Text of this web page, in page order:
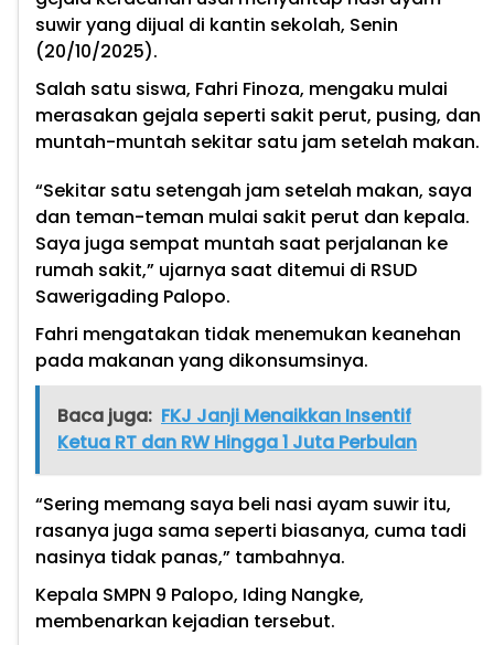
suwir yang dijual di kantin sekolah, Senin
(20/10/2025).
Salah satu siswa, Fahri Finoza, mengaku mulai
merasakan gejala seperti sakit perut, pusing, dan
muntah-muntah sekitar satu jam setelah makan.
“Sekitar satu setengah jam setelah makan, saya
dan teman-teman mulai sakit perut dan kepala.
Saya juga sempat muntah saat perjalanan ke
rumah sakit,” ujarnya saat ditemui di RSUD
Sawerigading Palopo.
Fahri mengatakan tidak menemukan keanehan
pada makanan yang dikonsumsinya.
Baca juga: FKJ Janji Menaikkan Insentif
Ketua RT dan RW Hingga 1 Juta Perbulan
“Sering memang saya beli nasi ayam suwir itu,
rasanya juga sama seperti biasanya, cuma tadi
nasinya tidak panas,” tambahnya.
Kepala SMPN 9 Palopo, Iding Nangke,
membenarkan kejadian tersebut.